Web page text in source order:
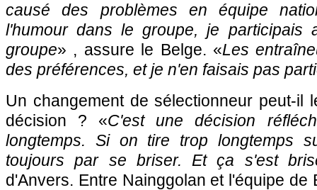
causé des problèmes en équipe
l'humour dans le groupe, je participais
groupe» , assure le Belge. «Les
des préférences, et je n'en faisais pas
Un changement de sélectionneur peut-il
décision ? «C'est une décision
longtemps. Si on tire trop longtemps
toujours par se briser. Et ça s'est
d'Anvers. Entre Nainggolan et l'équipe de